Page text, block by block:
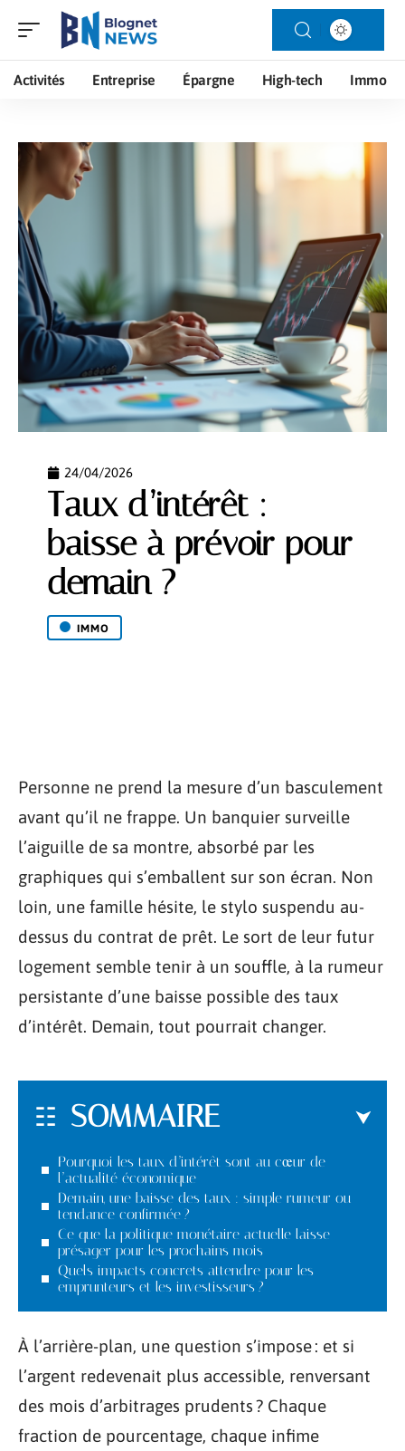
Activités Entreprise Épargne High-tech Immo
24/04/2026
Taux d’intérêt :
baisse à prévoir pour
demain ?
IMMO
Personne ne prend la mesure d’un basculement
avant qu’il ne frappe. Un banquier surveille
l’aiguille de sa montre, absorbé par les
graphiques qui s’emballent sur son écran. Non
loin, une famille hésite, le stylo suspendu au-
dessus du contrat de prêt. Le sort de leur futur
logement semble tenir à un souffle, à la rumeur
persistante d’une baisse possible des taux
d’intérêt. Demain, tout pourrait changer.
SOMMAIRE
Pourquoi les taux d’intérêt sont au cœur de
l’actualité économique
Demain, une baisse des taux : simple rumeur ou
tendance confirmée ?
Ce que la politique monétaire actuelle laisse
présager pour les prochains mois
Quels impacts concrets attendre pour les
emprunteurs et les investisseurs ?
À l’arrière-plan, une question s’impose : et si
l’argent redevenait plus accessible, renversant
des mois d’arbitrages prudents ? Chaque
fraction de pourcentage, chaque infime